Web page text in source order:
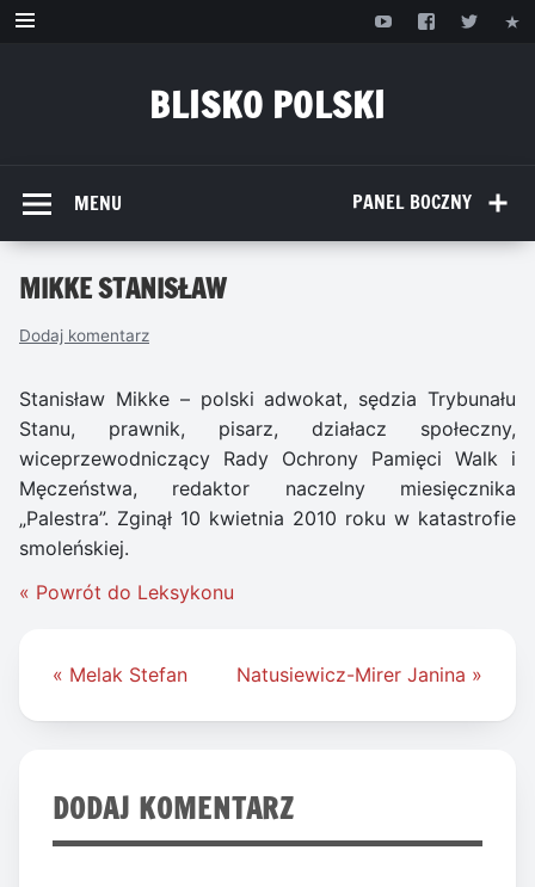
Przejdź
BLISKO POLSKI
PANEL BOCZNY
MENU
MIKKE STANISŁAW
Dodaj komentarz
Stanisław Mikke – polski adwokat, sędzia Trybunału
Stanu, prawnik, pisarz, działacz społeczny,
wiceprzewodniczący Rady Ochrony Pamięci Walk i
Męczeństwa, redaktor naczelny miesięcznika
„Palestra”. Zginął 10 kwietnia 2010 roku w katastrofie
smoleńskiej.
« Powrót do Leksykonu
Nawigacja
« Melak Stefan Natusiewicz-Mirer Janina »
DODAJ KOMENTARZ